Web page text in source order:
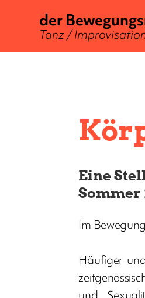
der
Tanz /
Eine
Sommer
Im
Häufiger